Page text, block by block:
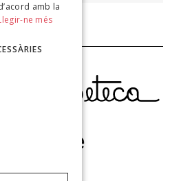
amb la
ne més